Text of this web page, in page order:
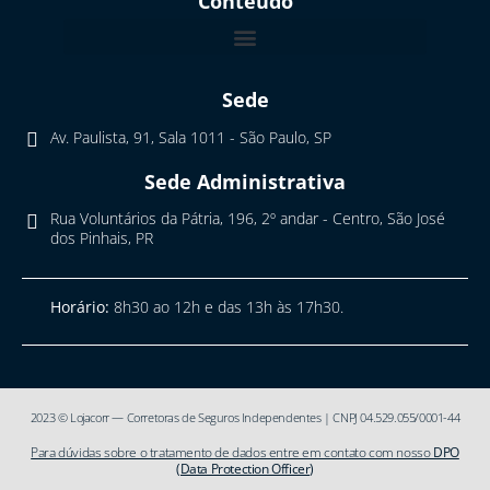
Sede
Av. Paulista, 91, Sala 1011 - São Paulo, SP
Sede Administrativa
Rua Voluntários da Pátria, 196, 2º andar - Centro, São José
dos Pinhais, PR
Horário: 8h30 ao 12h e das 13h às 17h30.
2023 © Lojacorr — Corretoras de Seguros Independentes | CNPJ 04.529.055/0001-44
Para dúvidas sobre o tratamento de dados entre em contato com nossoDPO
(Data Protection Officer)